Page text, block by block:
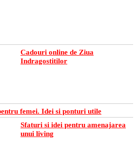
Cadouri online de Ziua
Indragostitilor
femei. Idei si ponturi utile
Sfaturi si idei pentru amenajarea
unui living